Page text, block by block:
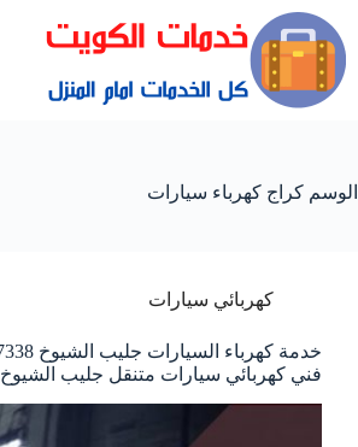
الوسم كراج كهرباء سيارات
كهربائي سيارات
فني كهربائي سيارات متنقل جليب الشيوخ